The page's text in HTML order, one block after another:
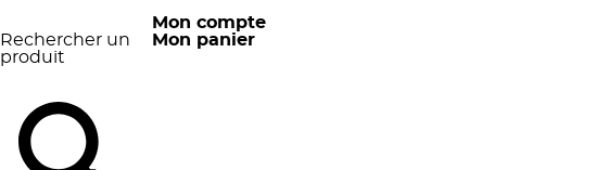
Rechercher un
produit
Mon compte
Mon panier